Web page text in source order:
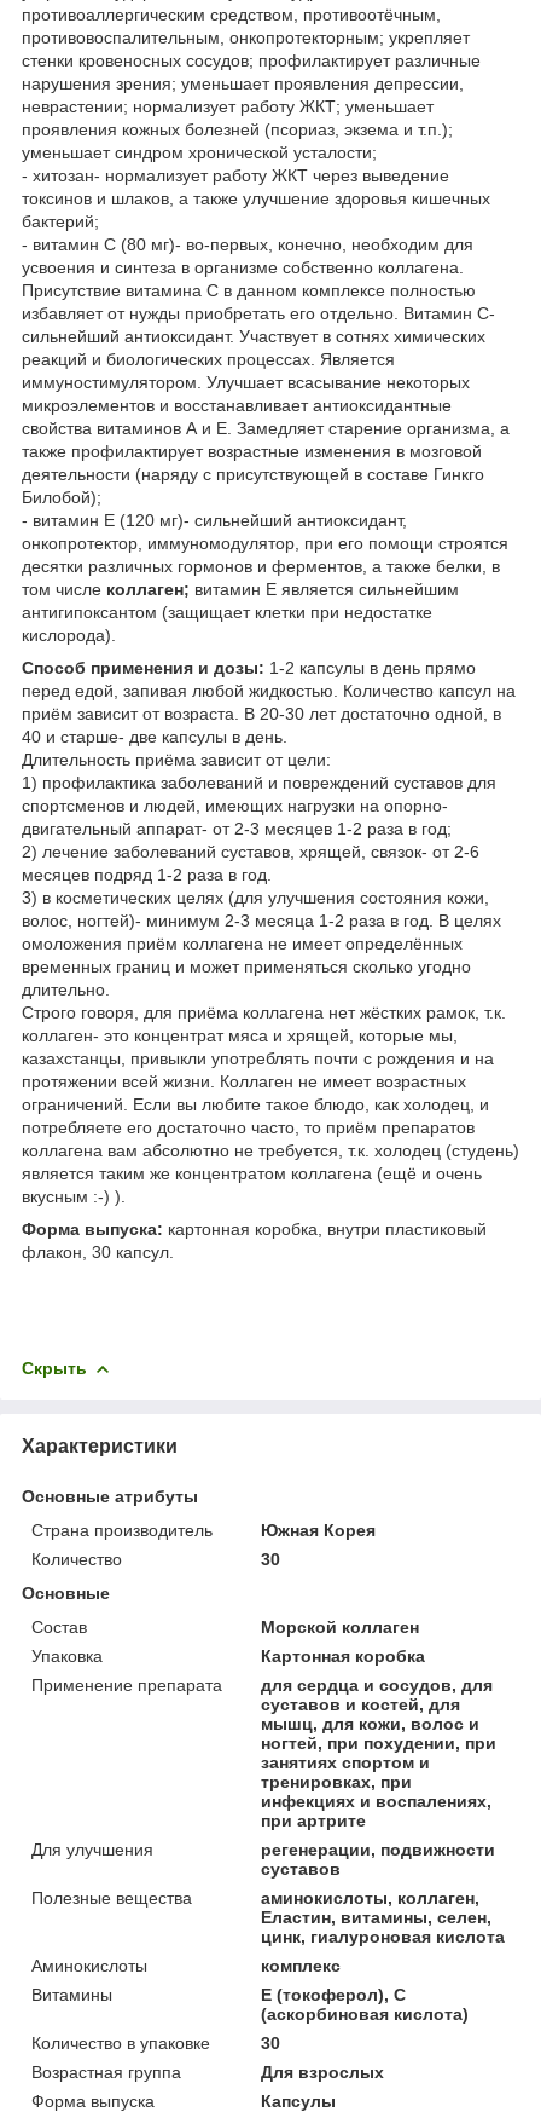
противоаллергическим средством, противоотёчным,
противовоспалительным, онкопротекторным; укрепляет
стенки кровеносных сосудов; профилактирует различные
нарушения зрения; уменьшает проявления депрессии,
неврастении; нормализует работу ЖКТ; уменьшает
проявления кожных болезней (псориаз, экзема и т.п.);
уменьшает синдром хронической усталости;
- хитозан- нормализует работу ЖКТ через выведение
токсинов и шлаков, а также улучшение здоровья кишечных
бактерий;
- витамин С (80 мг)- во-первых, конечно, необходим для
усвоения и синтеза в организме собственно коллагена.
Присутствие витамина С в данном комплексе полностью
избавляет от нужды приобретать его отдельно. Витамин С-
сильнейший антиоксидант. Участвует в сотнях химических
реакций и биологических процессах. Является
иммуностимулятором. Улучшает всасывание некоторых
микроэлементов и восстанавливает антиоксидантные
свойства витаминов А и Е. Замедляет старение организма, а
также профилактирует возрастные изменения в мозговой
деятельности (наряду с присутствующей в составе Гинкго
Билобой);
- витамин Е (120 мг)- сильнейший антиоксидант,
онкопротектор, иммуномодулятор, при его помощи строятся
десятки различных гормонов и ферментов, а также белки, в
том числе коллаген; витамин Е является сильнейшим
антигипоксантом (защищает клетки при недостатке
кислорода).
Способ применения и дозы: 1-2 капсулы в день прямо
перед едой, запивая любой жидкостью. Количество капсул на
приём зависит от возраста. В 20-30 лет достаточно одной, в
40 и старше- две капсулы в день.
Длительность приёма зависит от цели:
1) профилактика заболеваний и повреждений суставов для
спортсменов и людей, имеющих нагрузки на опорно-
двигательный аппарат- от 2-3 месяцев 1-2 раза в год;
2) лечение заболеваний суставов, хрящей, связок- от 2-6
месяцев подряд 1-2 раза в год.
3) в косметических целях (для улучшения состояния кожи,
волос, ногтей)- минимум 2-3 месяца 1-2 раза в год. В целях
омоложения приём коллагена не имеет определённых
временных границ и может применяться сколько угодно
длительно.
Строго говоря, для приёма коллагена нет жёстких рамок, т.к.
коллаген- это концентрат мяса и хрящей, которые мы,
казахстанцы, привыкли употреблять почти с рождения и на
протяжении всей жизни. Коллаген не имеет возрастных
ограничений. Если вы любите такое блюдо, как холодец, и
потребляете его достаточно часто, то приём препаратов
коллагена вам абсолютно не требуется, т.к. холодец (студень)
является таким же концентратом коллагена (ещё и очень
вкусным :-) ).
Форма выпуска: картонная коробка, внутри пластиковый
флакон, 30 капсул.
Скрыть
Характеристики
Основные атрибуты
Страна производитель
Южная Корея
Количество
30
Основные
Состав
Морской коллаген
Упаковка
Картонная коробка
Применение препарата
для сердца и сосудов, для
суставов и костей, для
мышц, для кожи, волос и
ногтей, при похудении, при
занятиях спортом и
тренировках, при
инфекциях и воспалениях,
при артрите
Для улучшения
регенерации, подвижности
суставов
Полезные вещества
аминокислоты, коллаген,
Еластин, витамины, селен,
цинк, гиалуроновая кислота
Аминокислоты
комплекс
Витамины
Е (токоферол), С
(аскорбиновая кислота)
Количество в упаковке
30
Возрастная группа
Для взрослых
Форма выпуска
Капсулы